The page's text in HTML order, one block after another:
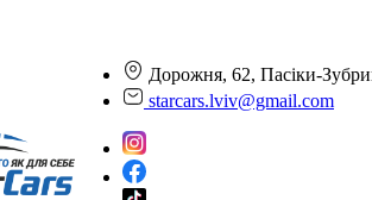
Дорожня, 62, Пасіки-
starcars.lviv@gmail.com